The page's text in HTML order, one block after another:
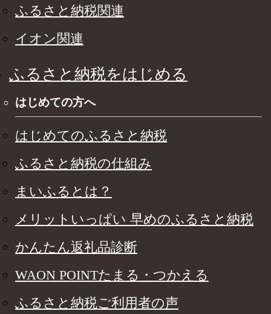
ふるさと納税関連
イオン関連
ふるさと納税をはじめる
はじめての方へ
はじめてのふるさと納税
ふるさと納税の仕組み
まいふるとは？
メリットいっぱい 早めのふるさと納税
かんたん返礼品診断
WAON POINTたまる・つかえる
ふるさと納税ご利用者の声